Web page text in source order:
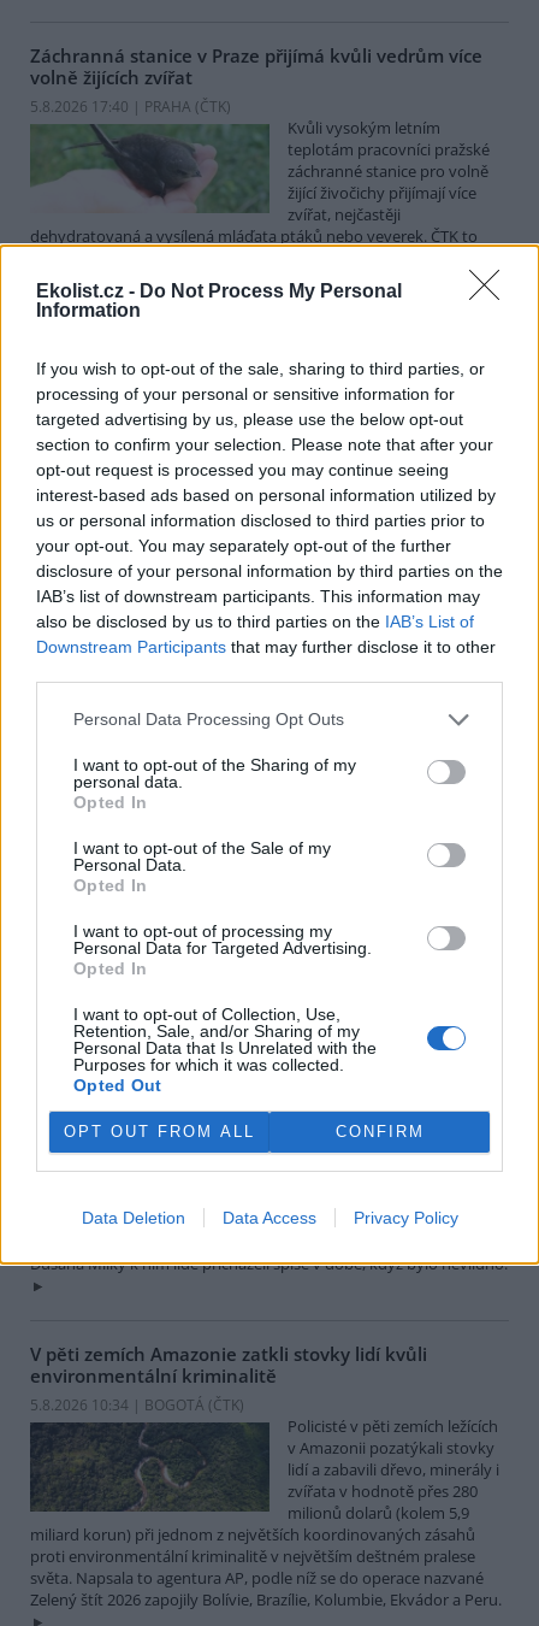
Ekolist.cz - Do Not Process My Personal
Information
If you wish to opt-out of the sale, sharing to third parties, or
processing of your personal or sensitive information for
targeted advertising by us, please use the below opt-out
section to confirm your selection. Please note that after your
opt-out request is processed you may continue seeing
interest-based ads based on personal information utilized by
us or personal information disclosed to third parties prior to
your opt-out. You may separately opt-out of the further
disclosure of your personal information by third parties on the
IAB’s list of downstream participants. This information may
also be disclosed by us to third parties on the IAB’s List of
Downstream Participants that may further disclose it to other
Personal Data Processing Opt Outs
I want to opt-out of the Sharing of my
personal data.
Opted In
I want to opt-out of the Sale of my
Personal Data.
Opted In
I want to opt-out of processing my
Personal Data for Targeted Advertising.
Opted In
I want to opt-out of Collection, Use,
Retention, Sale, and/or Sharing of my
Personal Data that Is Unrelated with the
Purposes for which it was collected.
Opted Out
OPT OUT FROM ALL CONFIRM
Data Deletion Data Access Privacy Policy
Záchranná stanice v Praze přijímá kvůli vedrům více
volně žijících zvířat
5.8.2026 17:40 | PRAHA (ČTK)
Kvůli vysokým letním
teplotám pracovníci pražské
záchranné stanice pro volně
žijící živočichy přijímají více
zvířat, nejčastěji
dehydratovaná a vysílená mláďata ptáků nebo veverek. ČTK to
stanice denně ošetří desítky živočichů, při první letošní vlně horka
jich za jeden týden přijali rekordních 578.
V rybnících Rybářství Třeboň vyschla třetina vody,
nejvíce v historii firmy
5.8.2026 15:42 (ČTK)
Diskuse: 1
V rybnících Rybářství Třeboň,
které hospodaří na 8000
hektarech vodní plochy, chybí
více než třetina vody. Oproti
běžnému zdržovaném objemu
75 milionů metrů krychlových vody je v rybnících o 28 milionů
metrů krychlových vody méně. Každý týden se kvůli extrémně
vysokým teplotám a nedostatku srážek odpaří další 2,5 procenta.
Kvůli suchu začali rybáři s výlovy některých rybníků předčasně,
protože by jinak ryby uhynuly, řekl provozní ředitel Rybářství
Třeboň Vladimír Kukačka.
rybáři jsou bez práce
5.8.2026 15:37 | BUKUREŠŤ (
Turistický přístav v
rumunském městě Corabia,
uvázlých v řasách. Hladina
řeky je tak nízko, že plavidla už nemohou kvůli písčitým mělčinám
do přístavu vplouvat ani z něj vyplouvat, píše agentura AFP.
Bozkovské jeskyně na Semilsku zažívají za tropických
teplot nečekaný nápor
5.8.2026 11:20 | BOZKOV (
Bozkovské dolomitové jeskyně
na Semilsku zažívají za
současných tropických teplot
nečekaný nápor. Jde sice o
Libereckém kraji, které má stálou teplotu mezi 7,5 až devíti stupni
Dušana Milky k nim lidé přicházeli spíše v době, když bylo nevlídno.
V pěti zemích Amazonie zatkli stovky lidí kvůli
environmentální kriminalitě
5.8.2026 10:34 | BOGOTÁ (ČTK)
Policisté v pěti zemích ležících
v Amazonii pozatýkali stovky
lidí a zabavili dřevo, minerály i
zvířata v hodnotě přes 280
milionů dolarů (kolem 5,9
miliard korun) při jednom z největších koordinovaných zásahů
proti environmentální kriminalitě v největším deštném pralese
světa. Napsala to agentura AP, podle níž se do operace nazvané
Zelený štít 2026 zapojily Bolívie, Brazílie, Kolumbie, Ekvádor a Peru.